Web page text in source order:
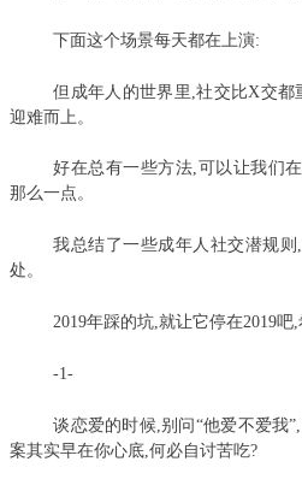
下面这个场景每天都在上演:
但成年人的世界里,社交比X交
迎难而上。
好在总有一些方法,可以让我们
那么一点。
我总结了一些成年人社交潜规
处。
2019年踩的坑,就让它停在2019吧
-1-
谈恋爱的时候,别问“他爱不爱我
案其实早在你心底,何必自讨苦吃?